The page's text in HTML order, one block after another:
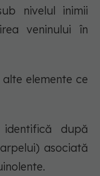
nivelul inimii
veninului în
elemente ce
după
asociată